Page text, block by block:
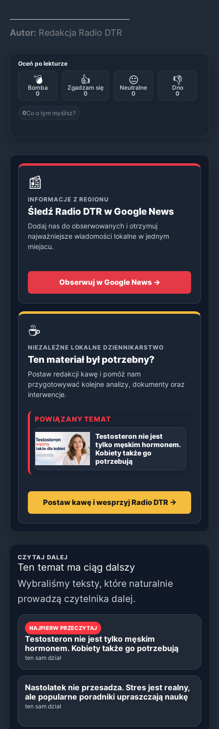
Autor: Redakcja Radio DTR
Oceń po lekturze
💣
Bomba
0
👍
Zgadzam się
0
😐
Neutralne
0
👎
Dno
0
0Co o tym myślisz?
📰
INFORMACJE Z REGIONU
Śledź Radio DTR w Google News
Dodaj nas do obserwowanych i otrzymuj
najważniejsze wiadomości lokalne w jednym
miejscu.
Obserwuj w Google News →
☕
NIEZALEŻNE LOKALNE DZIENNIKARSTWO
Ten materiał był potrzebny?
Postaw redakcji kawę i pomóż nam
przygotowywać kolejne analizy, dokumenty oraz
interwencje.
POWIĄZANY TEMAT
Testosteron nie jest
tylko męskim hormonem.
Kobiety także go
potrzebują
Postaw kawę i wesprzyj Radio DTR →
CZYTAJ DALEJ
Ten temat ma ciąg dalszy
Wybraliśmy teksty, które naturalnie
prowadzą czytelnika dalej.
NAJPIERW PRZECZYTAJ
Testosteron nie jest tylko męskim
hormonem. Kobiety także go potrzebują
ten sam dział
Nastolatek nie przesadza. Stres jest realny,
ale popularne poradniki upraszczają naukę
ten sam dział